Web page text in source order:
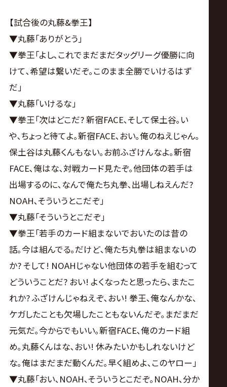
【試合後の丸藤&拳王】
▼丸藤｢ありがとう｣
▼拳王｢よし､これでまだまだタッグリーグ優勝に向
けて､希望は繋いだぞ｡このまま全勝でいけるはず
だ｣
▼丸藤｢いけるな｣
▼拳王｢次はどこだ? 新宿FACE､そして保土谷｡い
や､ちょっと待てよ｡新宿FACE､おい｡俺のねえじゃん｡
保土谷は丸藤くんもない｡お前ふざけんなよ｡新宿
FACE､俺はな､対戦カード見たぞ｡他団体の若手は
出場するのに､なんで俺たち丸拳､出場しねえんだ?
NOAH､そういうとこだぞ｣
▼丸藤｢そういうとこだぞ｣
▼拳王｢若手のカード組まないでおいたのは昔の
話｡今は組んでる｡だけど､俺たち丸拳は組まないの
か? そして! NOAHじゃない他団体の若手を組むって
どういうことだ? おい! よくなったと思ったら､またこ
れか? ふざけんじゃねえぞ､おい! 拳王､俺なんかな､
ケガしたことも欠場したこともないんだぞ｡まだまだ
元気だ｡今からでもいい｡新宿FACE､俺のカード組
め｡丸藤くんはな､おい! 休みたいかもしれないけど
な｡俺はまだまだ動くんだ｡早く組めよ､このヤロー｣
▼丸藤｢おい､NOAH､そういうとこだぞ｡NOAH､分か